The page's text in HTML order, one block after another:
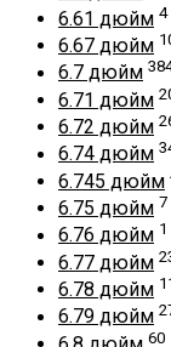
6.61 дюйм 4
6.67 дюйм
6.7 дюйм
6.71 дюйм
6.72 дюйм
6.74 дюйм
6.745 дюйм
6.75 дюйм 7
6.76 дюйм 1
6.77 дюйм
6.78 дюйм
6.79 дюйм
60